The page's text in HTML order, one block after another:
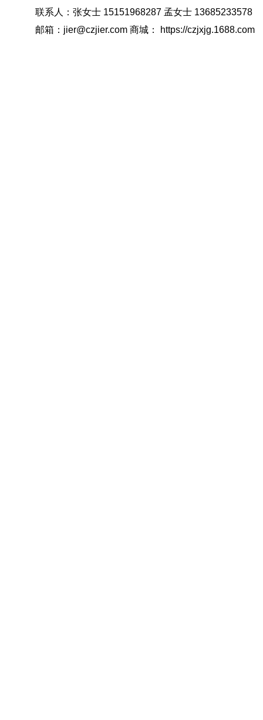
联系人：张女士 15151968287 孟女士 13685233578
邮箱：jier@czjier.com 商城： https://czjxjg.1688.com